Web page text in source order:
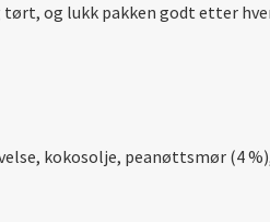
og lukk pakken godt etter
kokosolje, peanøttsmør (4